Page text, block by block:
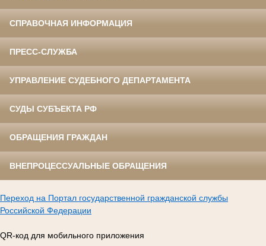
СПРАВОЧНАЯ ИНФОРМАЦИЯ
ПРЕСС-СЛУЖБА
УПРАВЛЕНИЕ СУДЕБНОГО ДЕПАРТАМЕНТА
СУДЫ СУБЪЕКТА РФ
ОБРАЩЕНИЯ ГРАЖДАН
ВНЕПРОЦЕССУАЛЬНЫЕ ОБРАЩЕНИЯ
Переход на Портал государственной гражданской службы
Российской Федерации
QR-код для мобильного приложения